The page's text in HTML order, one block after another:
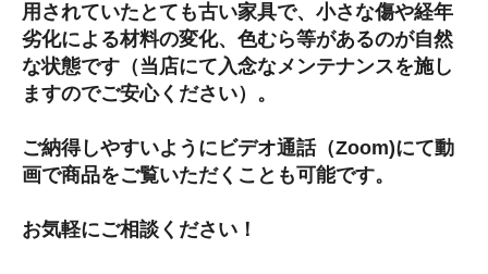
用されていたとても古い家具で、小さな傷や経年
劣化による材料の変化、色むら等があるのが自然
な状態です（当店にて入念なメンテナンスを施し
ますのでご安心ください）。
ご納得しやすいようにビデオ通話（Zoom)にて動
画で商品をご覧いただくことも可能です。
お気軽にご相談ください！